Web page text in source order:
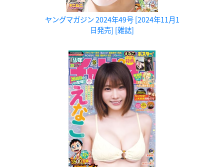
ヤングマガジン 2024年49号 [2024年11月1
日発売] [雑誌]